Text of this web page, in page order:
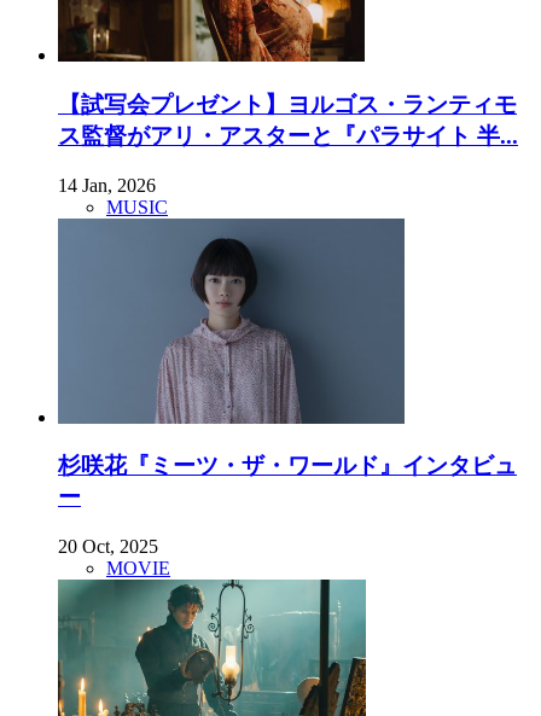
【試写会プレゼント】ヨルゴス・ランティモ
ス監督がアリ・アスターと『パラサイト 半...
14 Jan, 2026
MUSIC
杉咲花『ミーツ・ザ・ワールド』インタビュ
ー
20 Oct, 2025
MOVIE